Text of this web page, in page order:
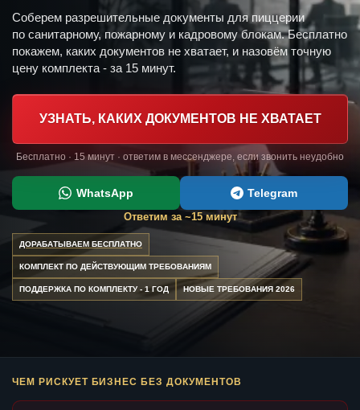
Соберем разрешительные документы для пиццерии
по санитарному, пожарному и кадровому блокам. Бесплатно
покажем, каких документов не хватает, и назовём точную
цену комплекта - за 15 минут.
УЗНАТЬ, КАКИХ ДОКУМЕНТОВ НЕ ХВАТАЕТ
Бесплатно · 15 минут · ответим в мессенджере, если звонить неудобно
WhatsApp Telegram
Ответим за ~15 минут
ДОРАБАТЫВАЕМ БЕСПЛАТНО
КОМПЛЕКТ ПО ДЕЙСТВУЮЩИМ ТРЕБОВАНИЯМ
ПОДДЕРЖКА ПО КОМПЛЕКТУ - 1 ГОД НОВЫЕ ТРЕБОВАНИЯ 2026
ЧЕМ РИСКУЕТ БИЗНЕС БЕЗ ДОКУМЕНТОВ